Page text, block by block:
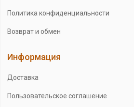
Политика конфиденциальности
Возврат и обмен
Информация
Доставка
Пользовательское соглашение